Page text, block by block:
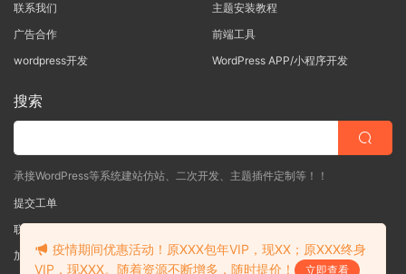
联系我们
广告合作
wordpress开发
主题安装教程
前端工具
WordPress APP/小程序开发
搜索
承接WordPress等系统建站仿站、二次开发、主题插件定制等！！
提交工单
联系客服
加入QQ一群（验证: mobantu）
疫情期间优惠活动！原XXX包年VIP，现XX；原XXX终身
VIP，现XXX。随着资源不断增多，随时提价！
立即查看